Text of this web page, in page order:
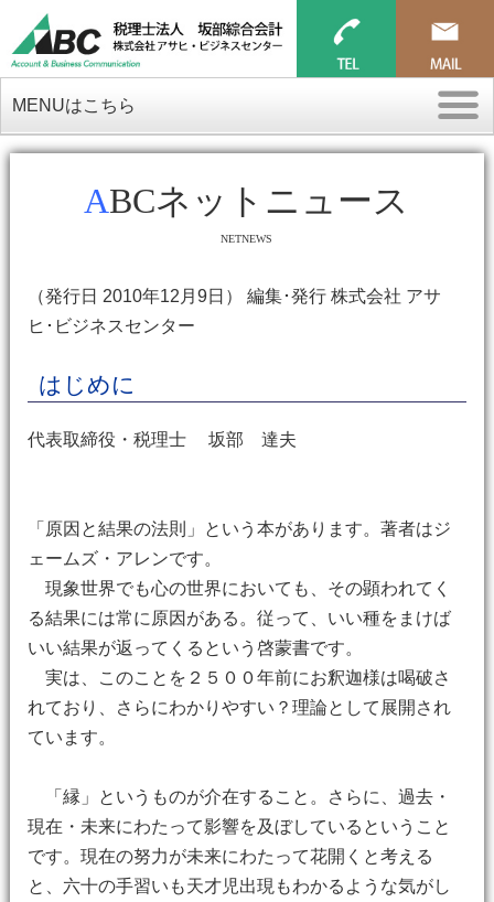
MENUはこちら
ABCネットニュース
NETNEWS
（発行日 2010年12月9日） 編集･発行 株式会社 アサ
ヒ･ビジネスセンター
はじめに
代表取締役・税理士 坂部 達夫
「原因と結果の法則」という本があります。著者はジ
ェームズ・アレンです。
現象世界でも心の世界においても、その顕われてく
る結果には常に原因がある。従って、いい種をまけば
いい結果が返ってくるという啓蒙書です。
実は、このことを２５００年前にお釈迦様は喝破さ
れており、さらにわかりやすい？理論として展開され
ています。
「縁」というものが介在すること。さらに、過去・
現在・未来にわたって影響を及ぼしているということ
です。現在の努力が未来にわたって花開くと考える
と、六十の手習いも天才児出現もわかるような気がし